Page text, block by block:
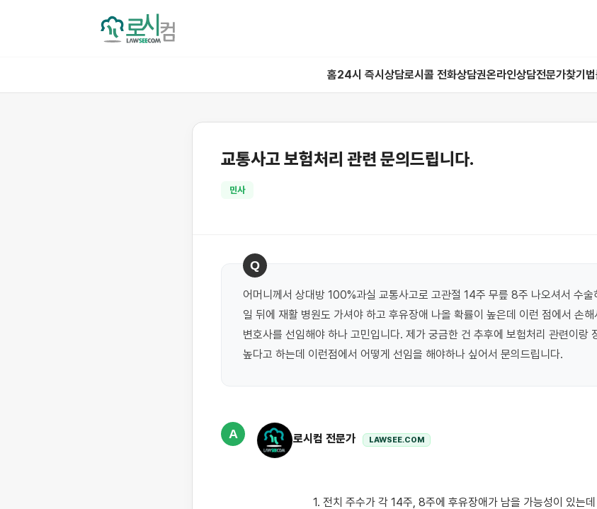
홈24시 즉시상담로시콜 전화상담권온라인상담전문가찾기
교통사고 보험처리 관련 문의드립니다.
민사
Q
어머니께서 상대방 100%과실 교통사고로 고관절 14주 무릎 8주 나오셔서 수술
일 뒤에 재활 병원도 가셔야 하고 후유장애 나올 확률이 높은데 이런 점에서 손
변호사를 선임해야 하나 고민입니다. 제가 궁금한 건 추후에 보험처리 관련이랑
높다고 하는데 이런점에서 어떻게 선임을 해야하나 싶어서 문의드립니다.
A 로시컴 전문가 LAWSEE.COM